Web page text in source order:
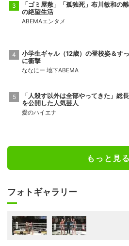
「ゴミ屋敷」「孤独死」布川敏和の
の絶望生活
ABEMAエンタメ
小学生ギャル（12歳）の登校姿＆す
に衝撃
ななにー 地下ABEMA
「人殺す以外は全部やってきた」総
を公開した人気芸人
愛のハイエナ
もっと見る
フォトギャラリー